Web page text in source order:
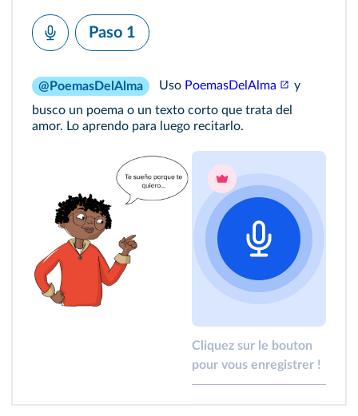
Paso 1
@PoemasDelAlma Uso PoemasDelAlma
y
busco un poema o un texto corto que trata del
amor. Lo aprendo para luego recitarlo.
Cliquez sur le bouton
pour vous enregistrer !